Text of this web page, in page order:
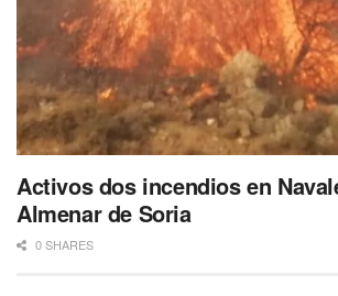
Activos dos incendios en
Almenar de Soria
0 SHARES